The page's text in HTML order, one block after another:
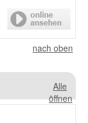
nach oben
Alle
öffnen